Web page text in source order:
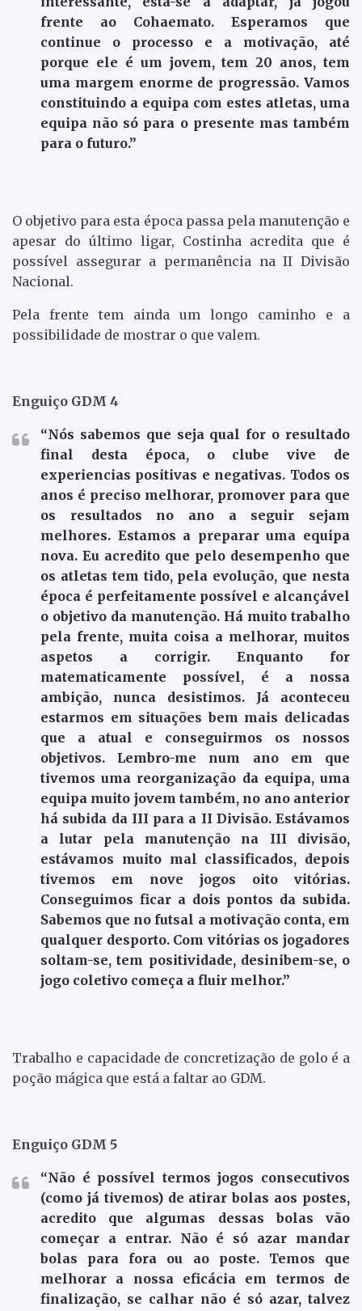
frente ao Cohaemato. Esperamos que
continue o processo e a motivação, até
porque ele é um jovem, tem 20 anos, tem
uma margem enorme de progressão. Vamos
constituindo a equipa com estes atletas, uma
equipa não só para o presente mas também
para o futuro.”
O objetivo para esta época passa pela manutenção e
apesar do último ligar, Costinha acredita que é
possível assegurar a permanência na II Divisão
Nacional.
Pela frente tem ainda um longo caminho e a
possibilidade de mostrar o que valem.
Enguiço GDM 4
“Nós sabemos que seja qual for o resultado
final desta época, o clube vive de
experiencias positivas e negativas. Todos os
anos é preciso melhorar, promover para que
os resultados no ano a seguir sejam
melhores. Estamos a preparar uma equipa
nova. Eu acredito que pelo desempenho que
os atletas tem tido, pela evolução, que nesta
época é perfeitamente possível e alcançável
o objetivo da manutenção. Há muito trabalho
pela frente, muita coisa a melhorar, muitos
aspetos a corrigir. Enquanto for
matematicamente possível, é a nossa
ambição, nunca desistimos. Já aconteceu
estarmos em situações bem mais delicadas
que a atual e conseguirmos os nossos
objetivos. Lembro-me num ano em que
tivemos uma reorganização da equipa, uma
equipa muito jovem também, no ano anterior
há subida da III para a II Divisão. Estávamos
a lutar pela manutenção na III divisão,
estávamos muito mal classificados, depois
tivemos em nove jogos oito vitórias.
Conseguimos ficar a dois pontos da subida.
Sabemos que no futsal a motivação conta, em
qualquer desporto. Com vitórias os jogadores
soltam-se, tem positividade, desinibem-se, o
jogo coletivo começa a fluir melhor.”
Trabalho e capacidade de concretização de golo é a
poção mágica que está a faltar ao GDM.
Enguiço GDM 5
“Não é possível termos jogos consecutivos
(como já tivemos) de atirar bolas aos postes,
acredito que algumas dessas bolas vão
começar a entrar. Não é só azar mandar
bolas para fora ou ao poste. Temos que
melhorar a nossa eficácia em termos de
finalização, se calhar não é só azar, talvez